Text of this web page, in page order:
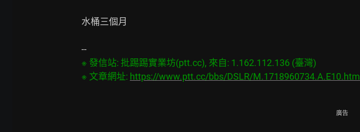
水桶三個月
※ 發信站: 批踢踢實業坊(ptt.cc), 來自: 1.162.112.136 (臺灣)
※ 文章網址: https://www.ptt.cc/bbs/DSLR/M.1718960734.A.E10.html
廣告